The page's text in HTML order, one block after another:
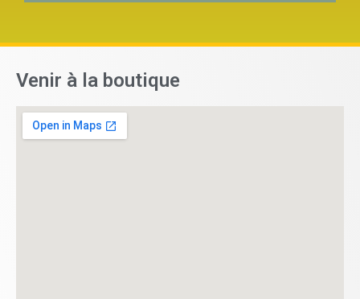
Venir à la boutique